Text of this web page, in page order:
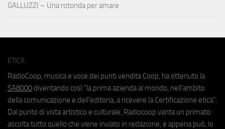
GALLUZZI – Una rotonda per amare
ETICA
RadioCoop, musica e voce dei punti vendita Coop, ha ottenuto la
SA8000 diventando così "la prima azienda al mondo, nell'ambito
della comunicazione e dell'editoria, a ricevere la Certificazione etica".
Dal punto di vista artistico e culturale, Radiocoop vanta un primato:
ascolta tutto quello che viene inviato in redazione, e appena può, lo